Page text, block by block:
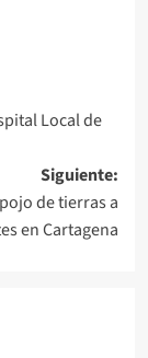
Local de
Siguiente:
de tierras a
en Cartagena